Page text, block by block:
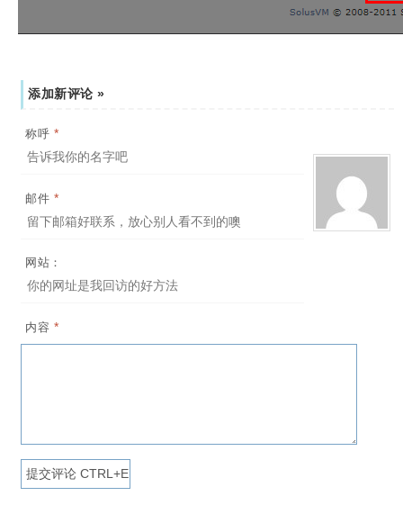
添加新评论 »
称呼 *
邮件 *
网站：
内容 *